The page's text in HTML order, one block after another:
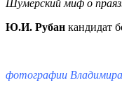
Шумерский миф о
Ю.И. Рубан кандидат
фотографии